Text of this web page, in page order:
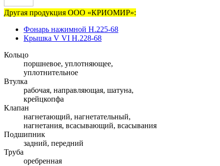
Другая продукция ООО «КРИОМИР»:
Фонарь нажимной Н.225-68
Крышка V VI Н.228-68
Кольцо
поршневое, уплотняющее,
уплотнительное
Втулка
рабочая, направляющая, шатуна,
крейцкопфа
Клапан
нагнетающий, нагнетательный,
нагнетания, всасывающий, всасывания
Подшипник
задний, передний
Труба
оребренная